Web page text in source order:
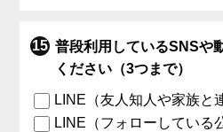
普段利用しているSNSや
ください（3つまで）
LINE（友人知人や家族と
LINE（フォローしている